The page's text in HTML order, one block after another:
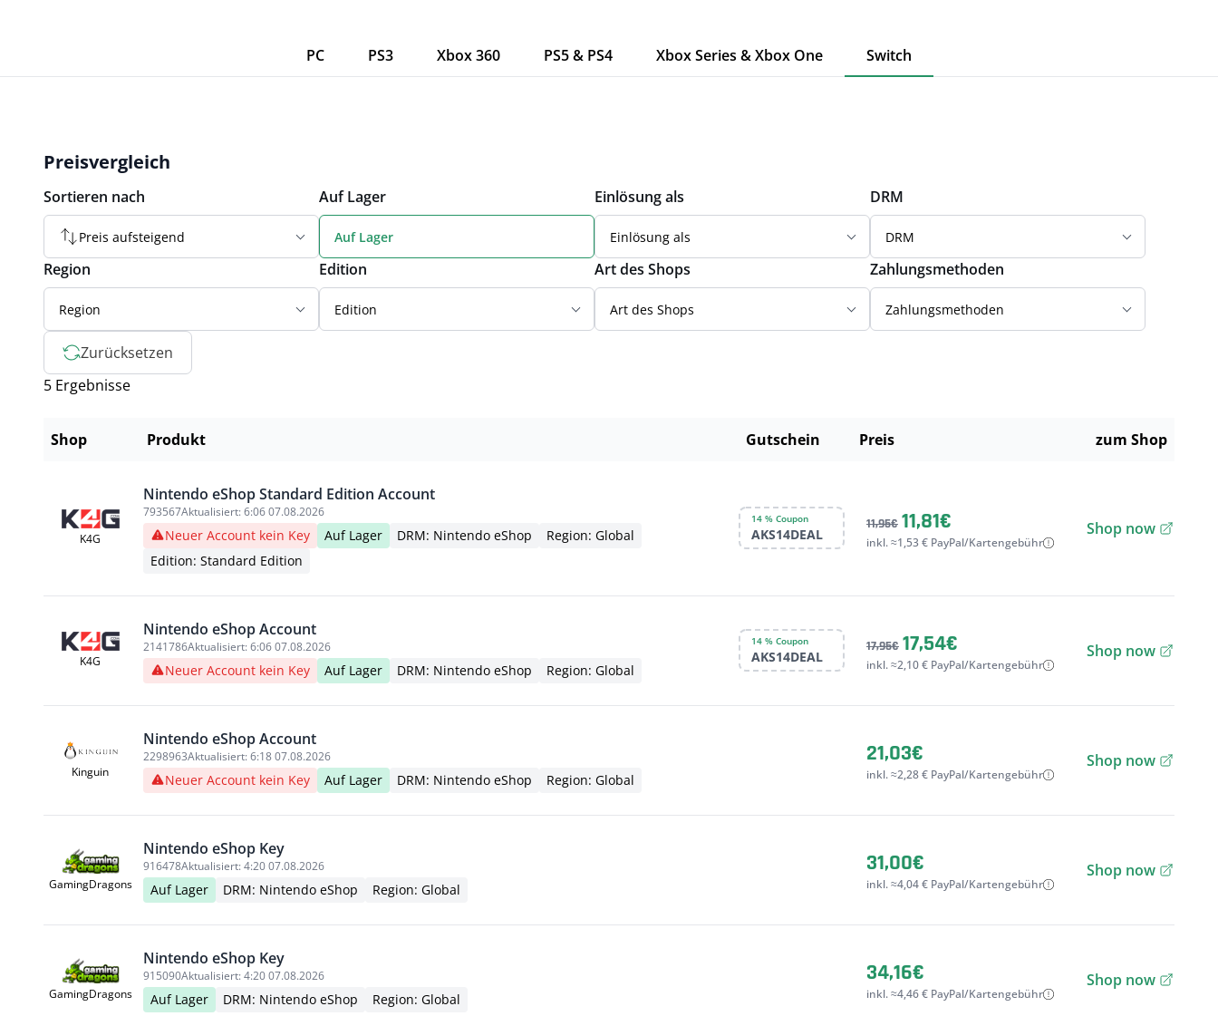
PC PS3 Xbox 360 PS5 & PS4 Xbox Series & Xbox One Switch
Preisvergleich
Sortieren nach
Preis aufsteigend
Auf Lager
Auf Lager
Einlösung als
Einlösung als
DRM
DRM
Region
Region
Edition
Edition
Art des Shops
Art des Shops
Zahlungsmethoden
Zahlungsmethoden
Zurücksetzen
5 Ergebnisse
Shop Produkt Gutschein Preis zum Shop
K4G
Nintendo eShop Standard Edition Account
793567Aktualisiert: 6:06 07.08.2026
Neuer Account kein Key Auf Lager DRM: Nintendo eShop
Region: Global
Edition: Standard Edition
14 % Coupon
AKS14DEAL
11,95€ 11,81€
inkl. ≈1,53 € PayPal/Kartengebühr
Shop now
K4G
Nintendo eShop Account
2141786Aktualisiert: 6:06 07.08.2026
Neuer Account kein Key Auf Lager DRM: Nintendo eShop Region: Global
14 % Coupon
AKS14DEAL
17,95€ 17,54€
inkl. ≈2,10 € PayPal/Kartengebühr
Shop now
Kinguin
Nintendo eShop Account
2298963Aktualisiert: 6:18 07.08.2026
Neuer Account kein Key Auf Lager DRM: Nintendo eShop Region: Global
21,03€
inkl. ≈2,28 € PayPal/Kartengebühr
Shop now
GamingDragons
Nintendo eShop Key
916478Aktualisiert: 4:20 07.08.2026
Auf Lager DRM: Nintendo eShop Region: Global
31,00€
inkl. ≈4,04 € PayPal/Kartengebühr
Shop now
GamingDragons
Nintendo eShop Key
915090Aktualisiert: 4:20 07.08.2026
Auf Lager DRM: Nintendo eShop Region: Global
34,16€
inkl. ≈4,46 € PayPal/Kartengebühr
Shop now